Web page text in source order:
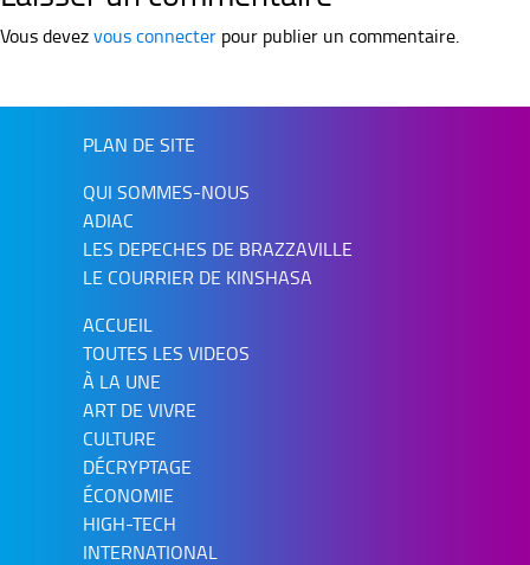
Vous devezvous connecter pour publier un commentaire.
PLAN DE SITE
QUI SOMMES-NOUS
ADIAC
LES DEPECHES DE BRAZZAVILLE
LE COURRIER DE KINSHASA
ACCUEIL
TOUTES LES VIDEOS
À LA UNE
ART DE VIVRE
CULTURE
DÉCRYPTAGE
ÉCONOMIE
HIGH-TECH
INTERNATIONAL